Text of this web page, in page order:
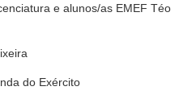
e alunos/as EMEF Téo
do Exército